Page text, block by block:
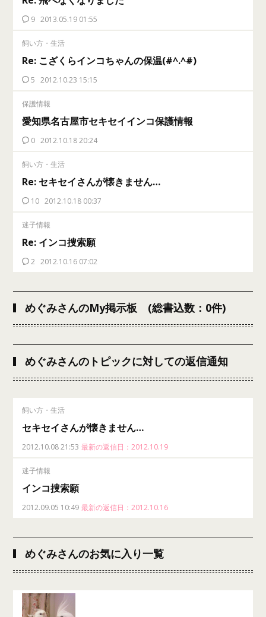
9 2013.05.19 01:55
飼い方・生活
Re: こざくらインコちゃんの保温(#^.^#)
5 2012.10.23 15:15
保護情報
愛知県名古屋市セキセイインコ保護情報
0 2012.10.18 20:24
飼い方・生活
Re: セキセイさんが懐きません…
10 2012.10.18 00:37
迷子情報
Re: インコ捜索願
2 2012.10.16 07:02
めぐみさんのMy掲示板 (総書込数：0件)
めぐみさんのトピックに対しての返信通知
飼い方・生活
セキセイさんが懐きません…
2012.10.08 21:53 最新の返信日：2012.10.19
迷子情報
インコ捜索願
2012.09.05 10:49 最新の返信日：2012.10.16
めぐみさんのお気に入り一覧